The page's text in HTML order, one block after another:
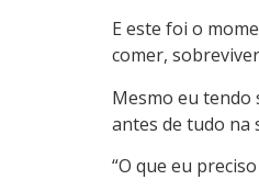
E este foi o
comer,
Mesmo eu tendo
antes de tudo na
“O que eu